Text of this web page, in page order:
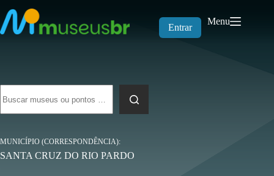
para
o
conteúdo
Entrar
Menu
resultados
MUNICÍPIO (CORRESPONDÊNCIA)
SANTA CRUZ DO RIO PARDO